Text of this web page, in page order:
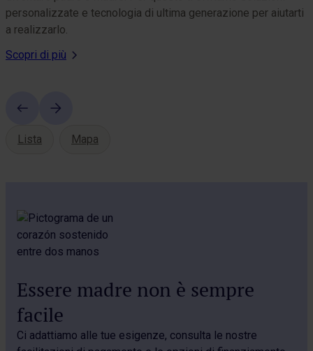
personalizzate e tecnologia di ultima generazione per aiutarti
a realizzarlo.
Scopri di più
Lista Mapa
Essere madre non è sempre
facile
Ci adattiamo alle tue esigenze, consulta le nostre